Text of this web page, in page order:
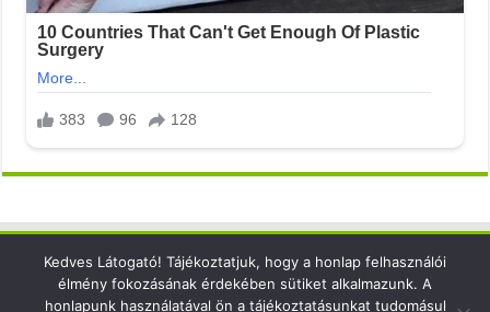
Elérhetőség
Kedves Látogató! Tájékoztatjuk, hogy a honlap felhasználói
élmény fokozásának érdekében sütiket alkalmazunk. A
honlapunk használatával ön a tájékoztatásunkat tudomásul